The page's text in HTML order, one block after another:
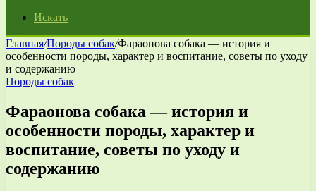
Искать
Главная/Породы собак/Фараонова собака — история и
особенности породы, характер и воспитание, советы по уходу
и содержанию
Породы собак
Фараонова собака — история и
особенности породы, характер и
воспитание, советы по уходу и
содержанию